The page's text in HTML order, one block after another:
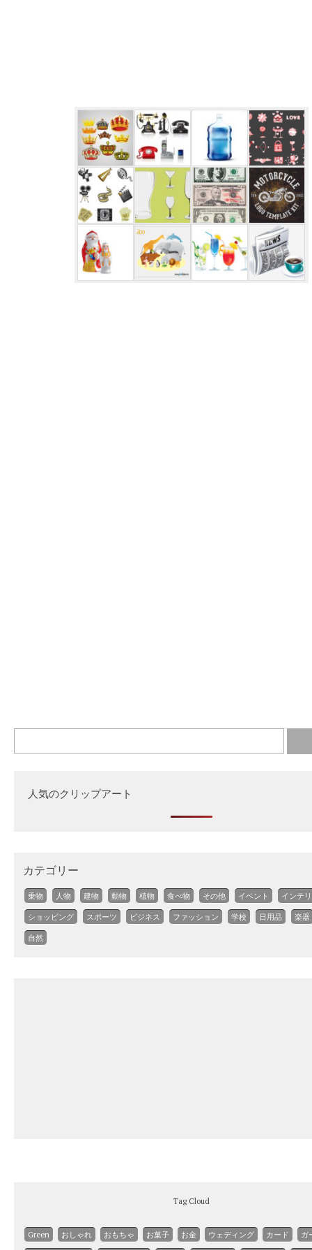
人気のクリップアート
カテゴリー
乗物 人物 建物 動物 植物 食べ物 その他 イベント インテ
ショッピング スポーツ ビジネス ファッション 学校 日用品 楽器
自然
Tag Cloud
Green おしゃれ おもちゃ お菓子 お金 ウェディング カード ガ